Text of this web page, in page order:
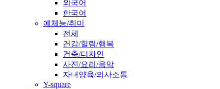
외국어
한국어
예체능/취미
전체
건강/힐링/행복
건축/디자인
사진/요리/음악
자녀양육/의사소통
Y-square